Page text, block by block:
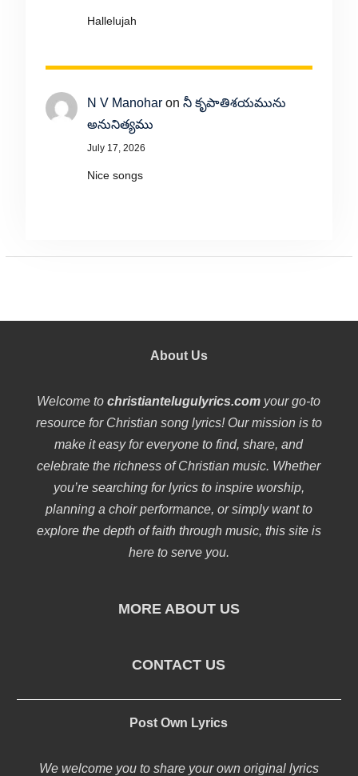
Hallelujah
N V Manoharon నీ కృపాతిశయమును
అనునిత్యము
July 17, 2026
Nice songs
About Us
Welcome tochristiantelugulyrics.com your go-to
resource for Christian song lyrics! Our mission is to
make it easy for everyone to find, share, and
celebrate the richness of Christian music. Whether
you’re searching for lyrics to inspire worship,
planning a choir performance, or simply want to
explore the depth of faith through music, this site is
here to serve you.
MORE ABOUT US
CONTACT US
Post Own Lyrics
We welcome you to share your own original lyrics